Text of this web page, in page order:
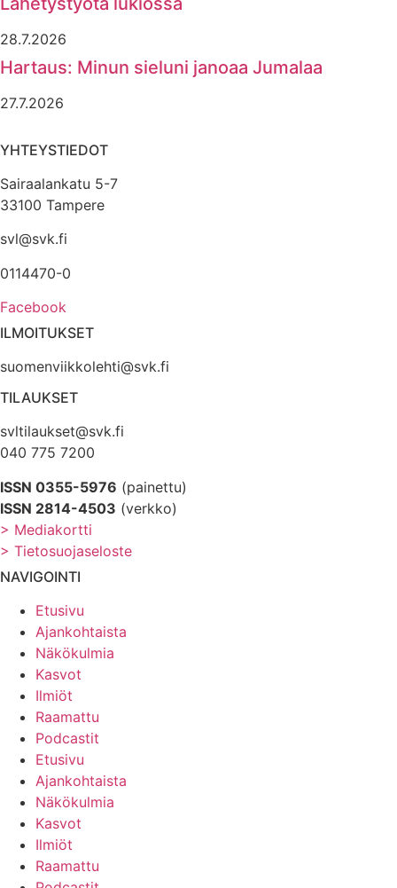
28.7.2026
Hartaus: Minun sieluni janoaa Jumalaa
27.7.2026
YHTEYSTIEDOT
Sairaalankatu 5-7
33100 Tampere
svl@svk.fi
0114470-0
Facebook
ILMOITUKSET
suomenviikkolehti@svk.fi
TILAUKSET
svltilaukset@svk.fi
040 775 7200
ISSN 0355-5976 (painettu)
ISSN 2814-4503 (verkko)
> Mediakortti
> Tietosuojaseloste
NAVIGOINTI
Etusivu
Ajankohtaista
Näkökulmia
Kasvot
Ilmiöt
Raamattu
Podcastit
Etusivu
Ajankohtaista
Näkökulmia
Kasvot
Ilmiöt
Raamattu